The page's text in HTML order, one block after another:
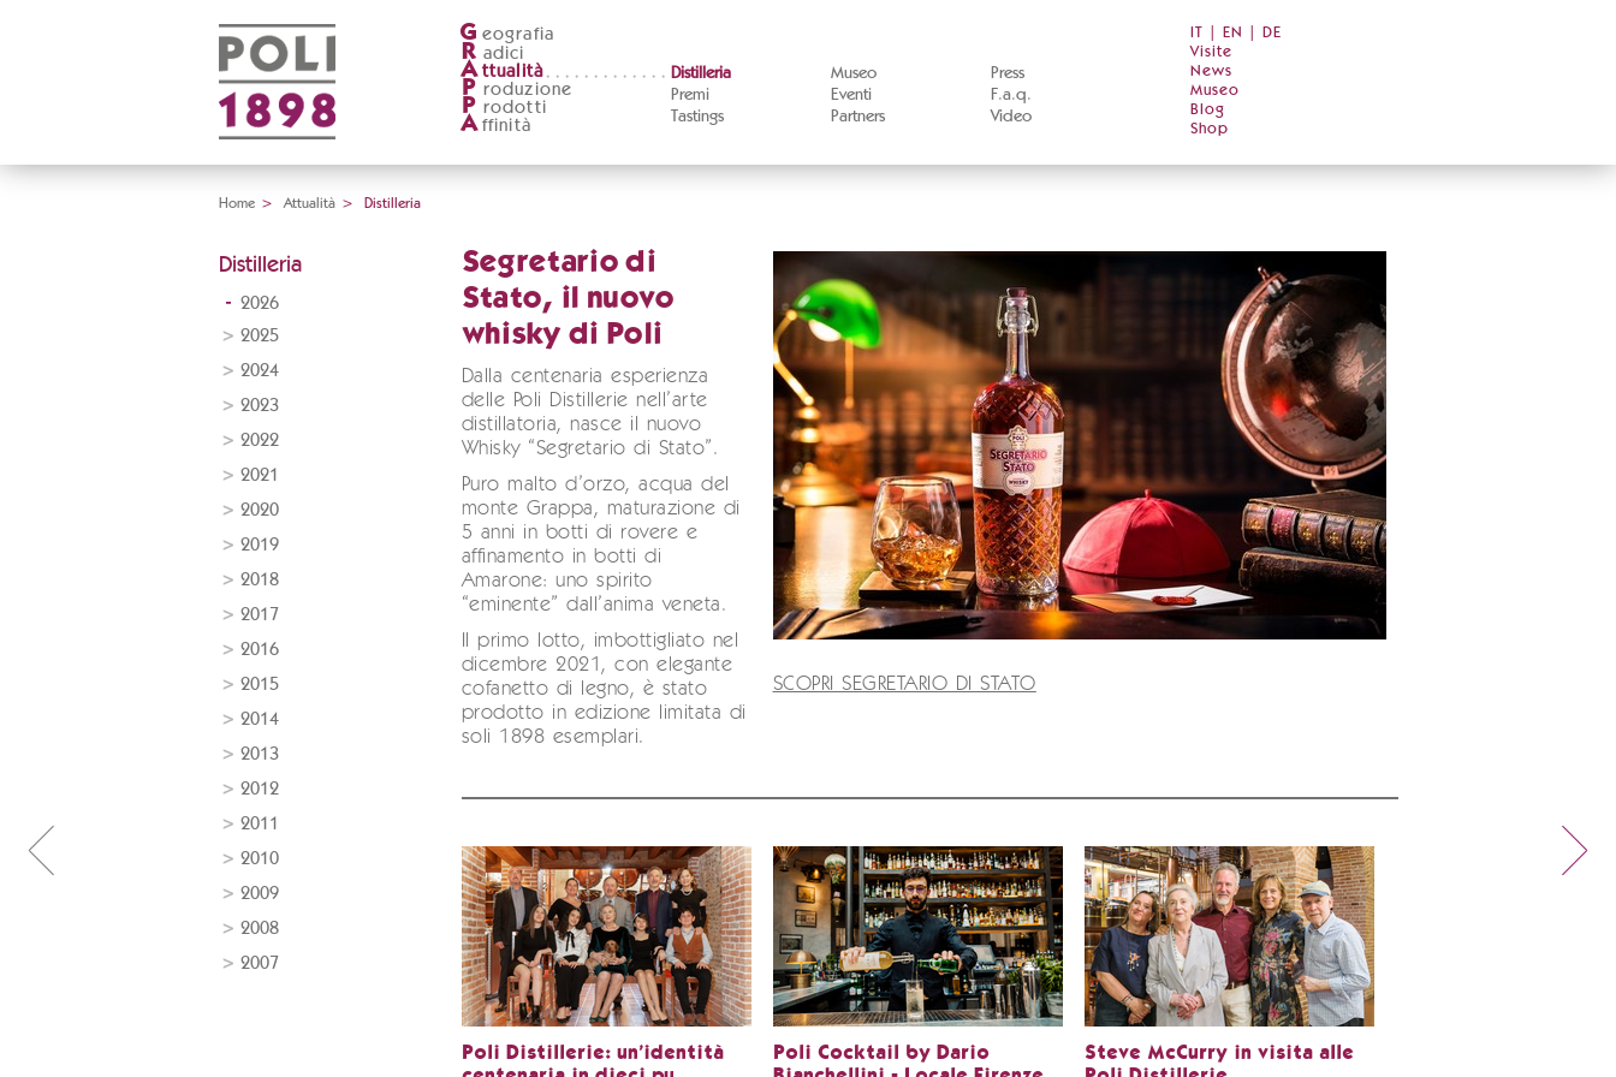
G eografia
R adici
A ttualità
Distilleria
Premi
Tastings
Museo
Eventi
Partners
Press
F.a.q.
Video
P roduzione
P rodotti
A ffinità
IT EN
DE
Visite
News
Museo
Blog
Shop
Home > Attualità > Distilleria
Distilleria
2026
2025
2024
2023
2022
2021
2020
2019
2018
2017
2016
2015
2014
2013
2012
2011
2010
2009
2008
2007
Segretario di
Stato, il nuovo
whisky di Poli
Dalla centenaria esperienza
delle Poli Distillerie nell’arte
distillatoria, nasce il nuovo
Whisky “Segretario di Stato”.
Puro malto d’orzo, acqua del
monte Grappa, maturazione di
5 anni in botti di rovere e
affinamento in botti di
Amarone: uno spirito
“eminente” dall’anima veneta.
Il primo lotto, imbottigliato nel
dicembre 2021, con elegante
cofanetto di legno, è stato
prodotto in edizione limitata di
soli 1898 esemplari.
SCOPRI SEGRETARIO DI STATO
Poli Distillerie: un’identità
Poli Cocktail by Dario
Steve McCurry in visita alle